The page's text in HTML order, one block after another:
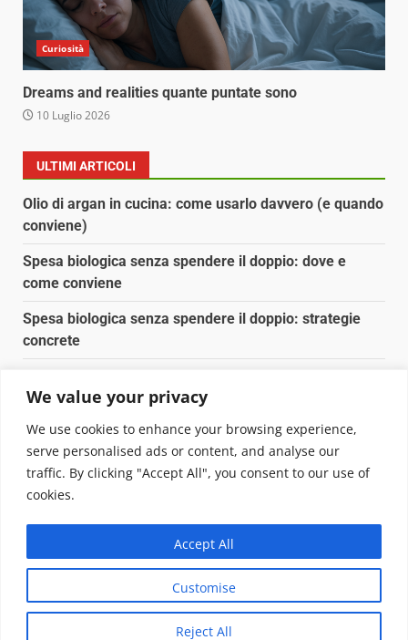
We value your privacy
We use cookies to enhance your browsing experience,
serve personalised ads or content, and analyse our
traffic. By clicking "Accept All", you consent to our use of
cookies.
Customise
Reject All
Accept All
Curiosità
Dreams and realities quante puntate sono
10 Luglio 2026
ULTIMI ARTICOLI
Olio di argan in cucina: come usarlo davvero (e quando
conviene)
Spesa biologica senza spendere il doppio: dove e
come conviene
Spesa biologica senza spendere il doppio: strategie
concrete
Pulizia naturale della casa: 3 ingredienti che
sostituiscono 10 prodotti chimici
Copyright © 2025 Biopianeta.it proprietà di Jws Media
Questo blog non è una testata giornalistica, in quanto
viene aggiornato senza alcuna periodicità. Non può
pertanto considerarsi un prodotto editoriale ai sensi
della legge n. 62 del 07.03.2001|DarkNewsvon AF
themes.